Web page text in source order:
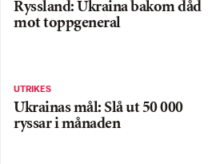
Ryssland: Ukraina bakom dåd
mot toppgeneral
UTRIKES
Ukrainas mål: Slå ut 50 000
ryssar i månaden